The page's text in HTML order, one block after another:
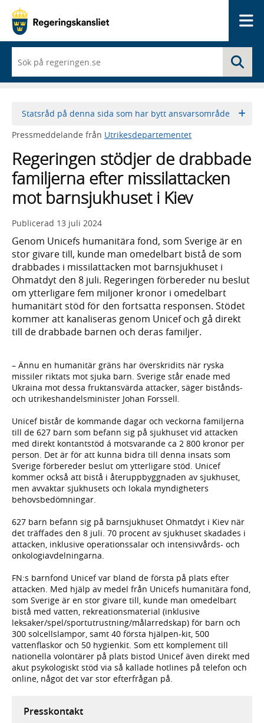
du
börjar
skriva
framträder
lista
med
sökförslag
Statsråd på denna sida som har bytt ansvarsområde
Pressmeddelande från Utrikesdepartementet
Regeringen stödjer de drabbade
familjerna efter missilattacken
mot barnsjukhuset i Kiev
Publicerad 13 juli 2024
Genom Unicefs humanitära fond, som Sverige är en
stor givare till, kunde man omedelbart bistå de som
drabbades i missilattacken mot barnsjukhuset i
Ohmatdyt den 8 juli. Regeringen förbereder nu beslut
om ytterligare fem miljoner kronor i omedelbart
humanitärt stöd för den fortsatta responsen. Stödet
kommer att kanaliseras genom Unicef och gå direkt
till de drabbade barnen och deras familjer.
– Ännu en humanitär gräns har överskridits när ryska
missiler riktats mot sjuka barn. Sverige står enade med
Ukraina mot dessa fruktansvärda attacker, säger bistånds-
och utrikeshandelsminister Johan Forssell.
Unicef bistår de kommande dagar och veckorna familjerna
till de 627 barn som befann sig på sjukhuset vid attacken
med direkt kontantstöd á motsvarande ca 2 800 kronor per
person. Det är för att kunna bidra till denna insats som
Sverige förbereder beslut om ytterligare stöd. Unicef
kommer också att bistå i återuppbyggnaden av sjukhuset,
men avvaktar sjukhusets och lokala myndigheters
behovsbedömningar.
627 barn befann sig på barnsjukhuset Ohmatdyt i Kiev när
det träffades den 8 juli. 70 procent av sjukhuset skadades i
attacken, inklusive operationssalar och intensivvårds- och
onkologiavdelningarna.
FN:s barnfond Unicef var bland de första på plats efter
attacken. Med hjälp av medel från Unicefs humanitära fond,
som Sverige är en stor givare till, kunde man omedelbart
bistå med vatten, rekreationsmaterial (inklusive
leksaker/spel/sportutrustning/målarredskap) för barn och
300 solcellslampor, samt 40 första hjälpen-kit, 500
vattenflaskor och 50 hygienkit. Som ett komplement till
nationella volontärer på plats bistod Unicef även direkt med
akut psykologiskt stöd via så kallade hotlines på telefon och
online, något det var stor efterfrågan på.
Presskontakt